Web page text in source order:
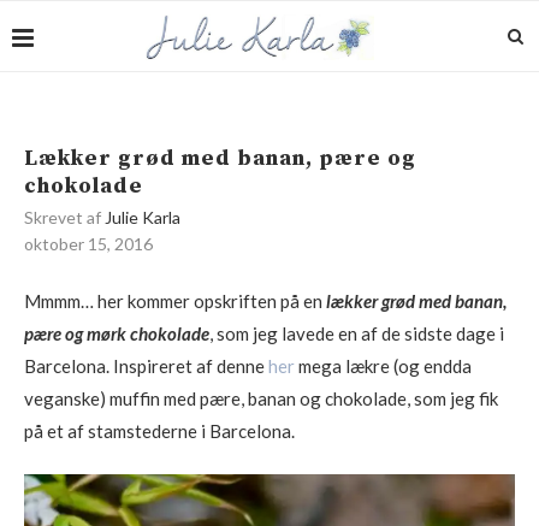
Lækker grød med banan, pære og
chokolade
Skrevet af Julie Karla
oktober 15, 2016
Mmmm… her kommer opskriften på en lækker grød med banan,
pære og mørk chokolade, som jeg lavede en af de sidste dage i
Barcelona. Inspireret af dennehermega lækre (og endda
veganske) muffin med pære, banan og chokolade, som jeg fik
på et af stamstederne i Barcelona.